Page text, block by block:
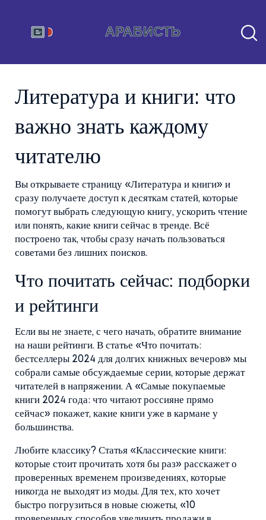
Литература и книги: что
важно знать каждому
читателю
Вы открываете страницу «Литература и книги» и
сразу получаете доступ к десяткам статей, которые
помогут выбрать следующую книгу, ускорить чтение
или понять, какие книги сейчас в тренде. Всё
построено так, чтобы сразу начать пользоваться
советами без лишних поисков.
Что почитать сейчас: подборки
и рейтинги
Если вы не знаете, с чего начать, обратите внимание
на наши рейтинги. В статье «Что почитать:
бестселлеры 2024 для долгих книжных вечеров» мы
собрали самые обсуждаемые серии, которые держат
читателей в напряжении. А «Самые покупаемые
книги 2024 года: что читают россияне прямо
сейчас» покажет, какие книги уже в кармане у
большинства.
Любите классику? Статья «Классические книги:
которые стоит прочитать хотя бы раз» расскажет о
проверенных временем произведениях, которые
никогда не выходят из моды. Для тех, кто хочет
быстро погрузиться в новые сюжеты, «10